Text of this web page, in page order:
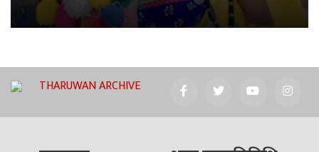
THARUWAN ARCHIVE